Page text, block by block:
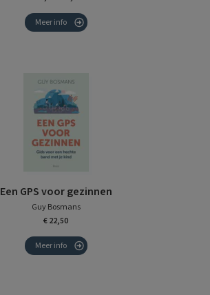
Meer info
Een GPS voor gezinnen
Guy Bosmans
€ 22,50
Meer info